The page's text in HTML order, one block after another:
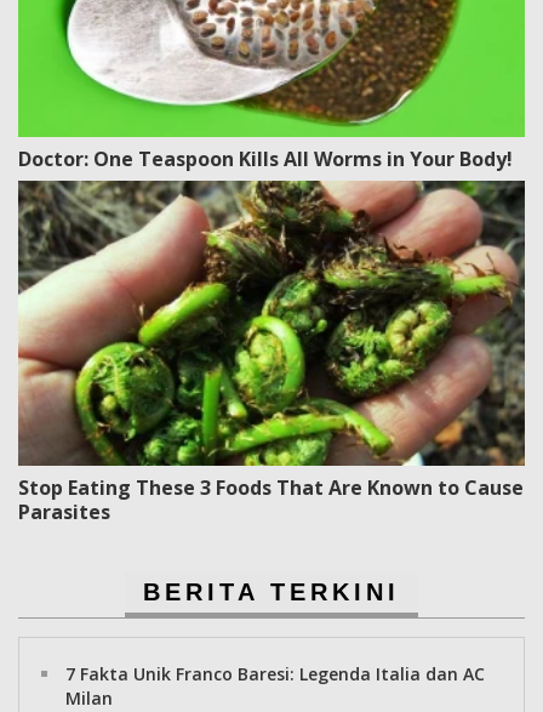
Doctor: One Teaspoon Kills All Worms in Your Body!
Stop Eating These 3 Foods That Are Known to Cause
Parasites
BERITA TERKINI
7 Fakta Unik Franco Baresi: Legenda Italia dan AC
Milan